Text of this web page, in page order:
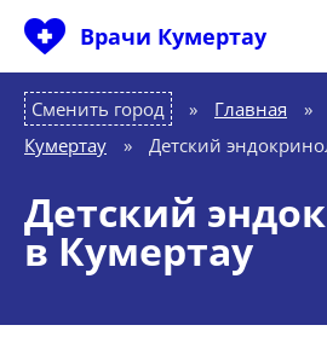
Врачи Кумертау
Сменить город Главная »
Кумертау
» Детский
Детский
в Кумертау